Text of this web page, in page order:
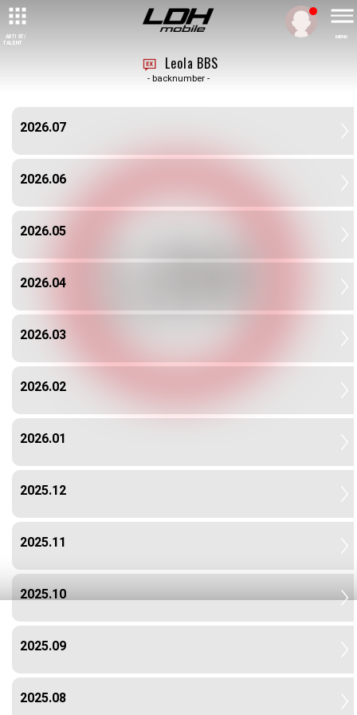
ARTIST/
TALENT
MENU
Leola BBS
- backnumber -
2026.07
2026.06
2026.05
2026.04
2026.03
2026.02
2026.01
2025.12
2025.11
2025.10
2025.09
2025.08